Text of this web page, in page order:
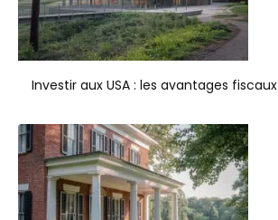
Investir aux USA : les avantages fiscaux